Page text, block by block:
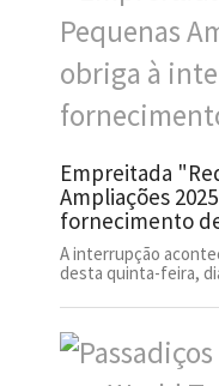
Empreitada
Ampliações
fornecimento
A interrupção
desta quinta-feira,